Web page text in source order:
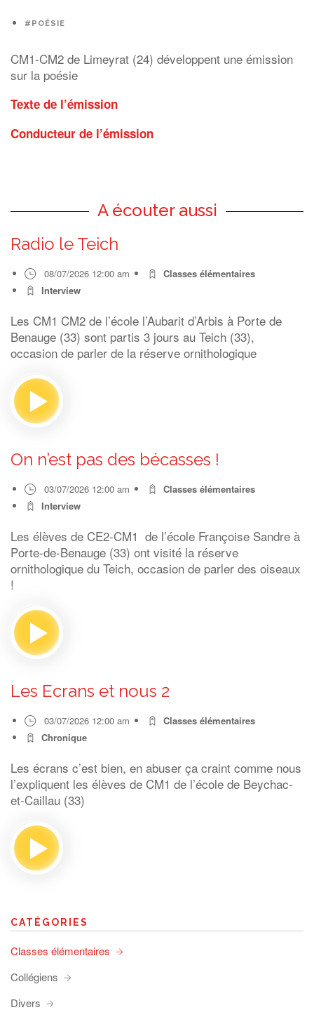
#POÉSIE
CM1-CM2 de Limeyrat (24) développent une émission
sur la poésie
Texte de l’émission
Conducteur de l’émission
A écouter aussi
Radio le Teich
08/07/2026 12:00 am
Classes élémentaires
Interview
Les CM1 CM2 de l’école l’Aubarit d’Arbis à Porte de
Benauge (33) sont partis 3 jours au Teich (33),
occasion de parler de la réserve ornithologique
On n’est pas des bécasses !
03/07/2026 12:00 am
Classes élémentaires
Interview
Les élèves de CE2-CM1 de l’école Françoise Sandre à
Porte-de-Benauge (33) ont visité la réserve
ornithologique du Teich, occasion de parler des oiseaux
!
Les Ecrans et nous 2
03/07/2026 12:00 am
Classes élémentaires
Chronique
Les écrans c’est bien, en abuser ça craint comme nous
l’expliquent les élèves de CM1 de l’école de Beychac-
et-Caillau (33)
CATÉGORIES
Classes élémentaires
Collégiens
Divers